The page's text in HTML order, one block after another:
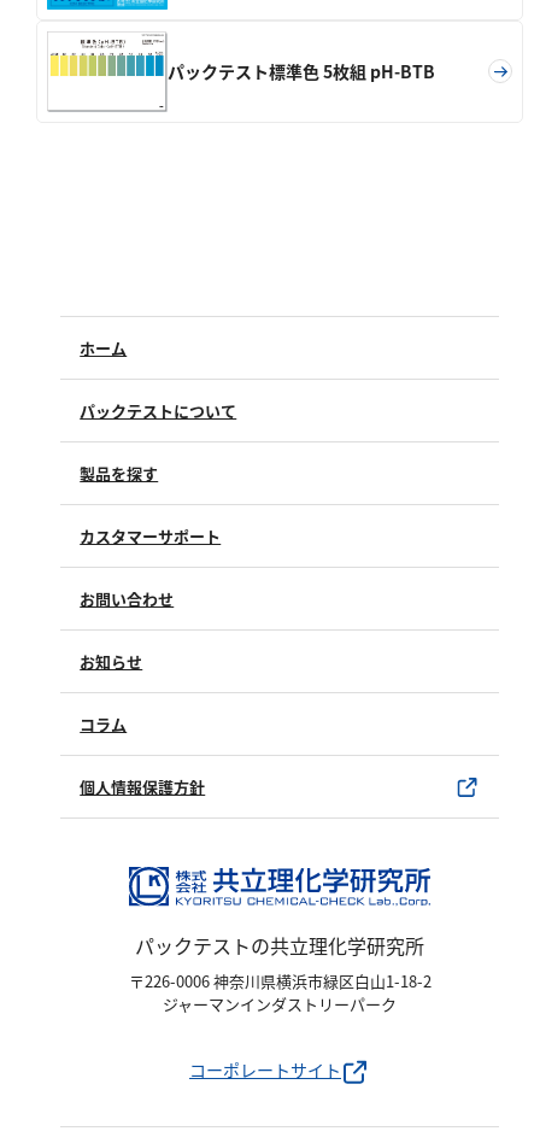
パックテスト標準色 5枚組 pH-BTB
ホーム
パックテストについて
製品を探す
カスタマーサポート
製品のご購入について
SDSについて
水銀使用製品について
該非判定書について
お問い合わせ
試薬サンプル
製品カタログ
お知らせ
コラム
個人情報保護方針
パックテストの共立理化学研究所
〒226-0006 神奈川県横浜市緑区白山1-18-2
ジャーマンインダストリーパーク
コーポレートサイト
硫化物（硫化水素）
亜硫酸
全りん
その他
塩化物
アルカリ度
pH
ほう素
界面活性剤
グルコース
過酸化水素